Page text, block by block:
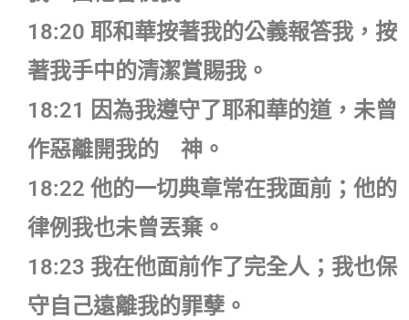
18:20 耶和華按著我的公義報答我，按
著我手中的清潔賞賜我。
18:21 因為我遵守了耶和華的道，未曾
作惡離開我的 神。
18:22 他的一切典章常在我面前；他的
律例我也未曾丟棄。
18:23 我在他面前作了完全人；我也保
守自己遠離我的罪孽。